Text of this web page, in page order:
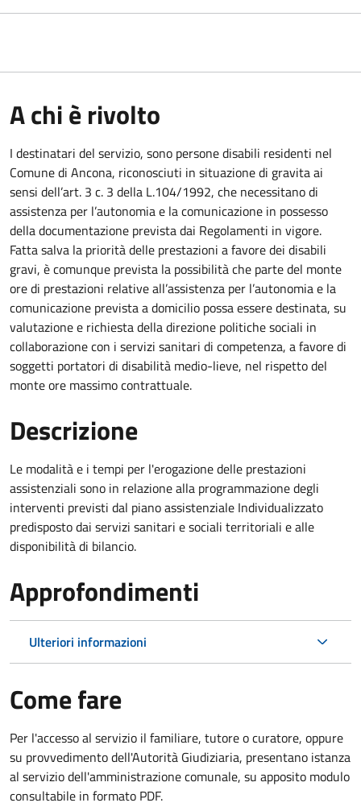
A chi è rivolto
I destinatari del servizio, sono persone disabili residenti nel
Comune di Ancona, riconosciuti in situazione di gravita ai
sensi dell’art. 3 c. 3 della L.104/1992, che necessitano di
assistenza per l’autonomia e la comunicazione in possesso
della documentazione prevista dai Regolamenti in vigore.
Fatta salva la priorità delle prestazioni a favore dei disabili
gravi, è comunque prevista la possibilità che parte del monte
ore di prestazioni relative all’assistenza per l’autonomia e la
comunicazione prevista a domicilio possa essere destinata, su
valutazione e richiesta della direzione politiche sociali in
collaborazione con i servizi sanitari di competenza, a favore di
soggetti portatori di disabilità medio-lieve, nel rispetto del
monte ore massimo contrattuale.
Descrizione
Le modalità e i tempi per l'erogazione delle prestazioni
assistenziali sono in relazione alla programmazione degli
interventi previsti dal piano assistenziale Individualizzato
predisposto dai servizi sanitari e sociali territoriali e alle
disponibilità di bilancio.
Approfondimenti
Ulteriori informazioni
Come fare
Per l'accesso al servizio il familiare, tutore o curatore, oppure
su provvedimento dell'Autorità Giudiziaria, presentano istanza
al servizio dell'amministrazione comunale, su apposito modulo
consultabile in formato PDF.